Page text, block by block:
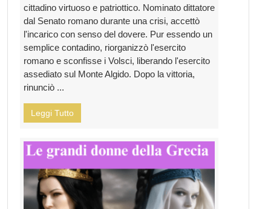
cittadino virtuoso e patriottico. Nominato dittatore
dal Senato romano durante una crisi, accettò
l'incarico con senso del dovere. Pur essendo un
semplice contadino, riorganizzò l'esercito
romano e sconfisse i Volsci, liberando l'esercito
assediato sul Monte Algido. Dopo la vittoria,
rinunciò ...
Leggi Tutto